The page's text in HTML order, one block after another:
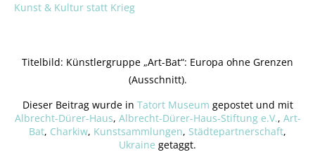
Kunst & Kultur statt Krieg
Titelbild: Künstlergruppe „Art-Bat“: Europa ohne Grenzen
(Ausschnitt).
Dieser Beitrag wurde in Tatort Museum gepostet und mit
Albrecht-Dürer-Haus, Albrecht-Dürer-Haus-Stiftung e.V., Art-
Bat, Charkiw, Kunstsammlungen, Städtepartnerschaft,
Ukraine getaggt.